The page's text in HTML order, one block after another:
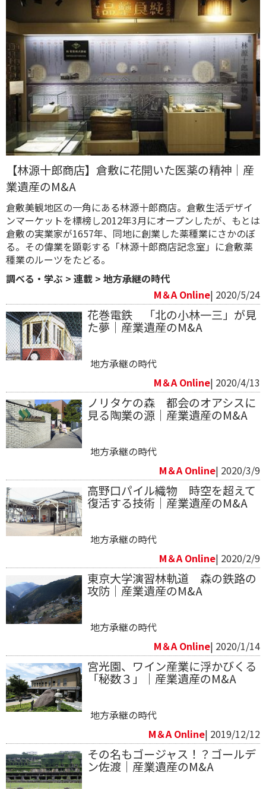
【林源十郎商店】倉敷に花開いた医薬の精神｜産
業遺産のM&A
倉敷美観地区の一角にある林源十郎商店。倉敷生活デザイ
ンマーケットを標榜し2012年3月にオープンしたが、もとは
倉敷の実業家が1657年、同地に創業した薬種業にさかのぼ
る。その偉業を顕彰する「林源十郎商店記念室」に倉敷薬
種業のルーツをたどる。
調べる・学ぶ > 連載 > 地方承継の時代
M＆A Online| 2020/5/24
花巻電鉄 「北の小林一三」が見
た夢｜産業遺産のM&A
地方承継の時代
M＆A Online| 2020/4/13
ノリタケの森 都会のオアシスに
見る陶業の源｜産業遺産のM&A
地方承継の時代
M＆A Online| 2020/3/9
高野口パイル織物 時空を超えて
復活する技術｜産業遺産のM&A
地方承継の時代
M＆A Online| 2020/2/9
東京大学演習林軌道 森の鉄路の
攻防｜産業遺産のM&A
地方承継の時代
M＆A Online| 2020/1/14
宮光園、ワイン産業に浮かびくる
「秘数３」｜産業遺産のM&A
地方承継の時代
M＆A Online| 2019/12/12
その名もゴージャス！？ゴールデ
ン佐渡｜産業遺産のM&A